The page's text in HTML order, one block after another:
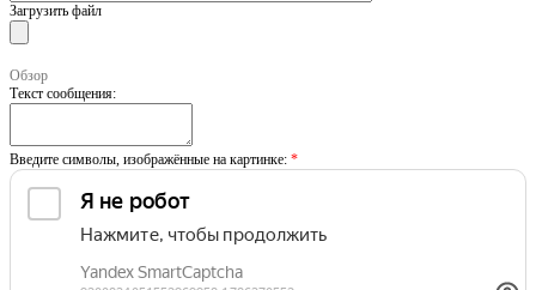
Загрузить файл
Обзор
Текст сообщения:
Введите символы, изображённые на картинке: *